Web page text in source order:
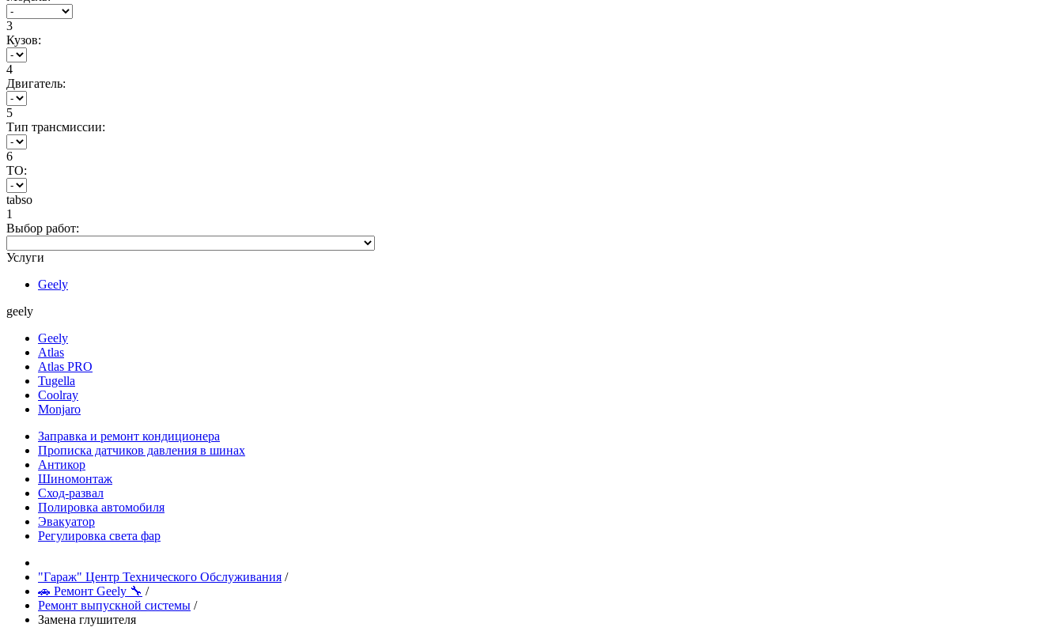
3
Кузов:
4
Двигатель:
5
Тип трансмиссии:
6
ТО:
tabso
1
Выбор работ:
Услуги
Geely
geely
Geely
Atlas
Atlas PRO
Tugella
Coolray
Monjaro
Заправка и ремонт кондиционера
Прописка датчиков давления в шинах
Антикор
Шиномонтаж
Сход-развал
Полировка автомобиля
Эвакуатор
Регулировка света фар
"Гараж" Центр Технического Обслуживания /
🚗 Ремонт Geely 🔧 /
Ремонт выпускной системы /
Замена глушителя